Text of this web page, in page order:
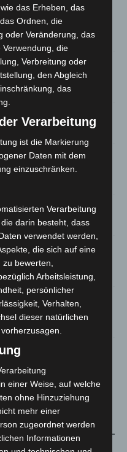
starten beim
A7 – Polizei sucht
auf Baustelle
in Langenhagen
Market“ erhoben
bei
Oper im
souveräne Cloud-
das Erheben, das
Ordnen, die
oder Veränderung, das
die
Verbreitung oder
den Abgleich
das
Verarbeitung
ist die Markierung
Daten mit dem
einzuschränken.
Verarbeitung
darin besteht, dass
verwendet werden,
die sich auf eine
bewerten,
Arbeitsleistung,
persönlicher
Verhalten,
dieser natürlichen
einer Weise, auf welche
ohne Hinzuziehung
mehr einer
zugeordnet werden
Informationen